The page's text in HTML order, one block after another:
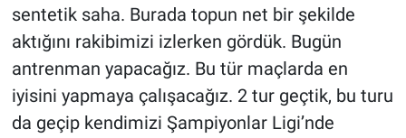
sentetik saha. Burada topun net bir şekilde
aktığını rakibimizi izlerken gördük. Bugün
antrenman yapacağız. Bu tür maçlarda en
iyisini yapmaya çalışacağız. 2 tur geçtik, bu turu
da geçip kendimizi Şampiyonlar Ligi’nde